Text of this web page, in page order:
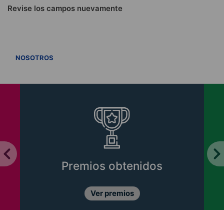
Revise los campos nuevamente
NOSOTROS
Premios obtenidos
Ver premios